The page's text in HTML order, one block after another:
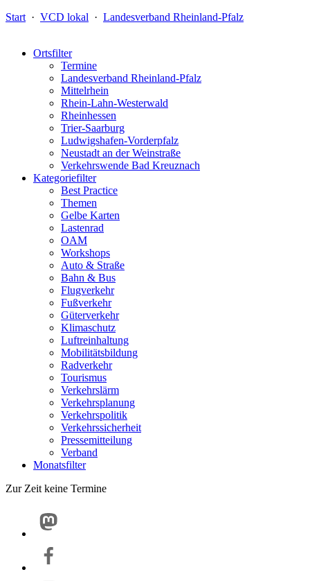
Start · VCD lokal · Landesverband Rheinland-Pfalz
Ortsfilter
Termine
Landesverband Rheinland-Pfalz
Mittelrhein
Rhein-Lahn-Westerwald
Rheinhessen
Trier-Saarburg
Ludwigshafen-Vorderpfalz
Neustadt an der Weinstraße
Verkehrswende Bad Kreuznach
Kategoriefilter
Best Practice
Themen
Gelbe Karten
Lastenrad
OAM
Workshops
Auto & Straße
Bahn & Bus
Flugverkehr
Fußverkehr
Güterverkehr
Klimaschutz
Luftreinhaltung
Mobilitätsbildung
Radverkehr
Tourismus
Verkehrslärm
Verkehrsplanung
Verkehrspolitik
Verkehrssicherheit
Pressemitteilung
Verband
Monatsfilter
Zur Zeit keine Termine